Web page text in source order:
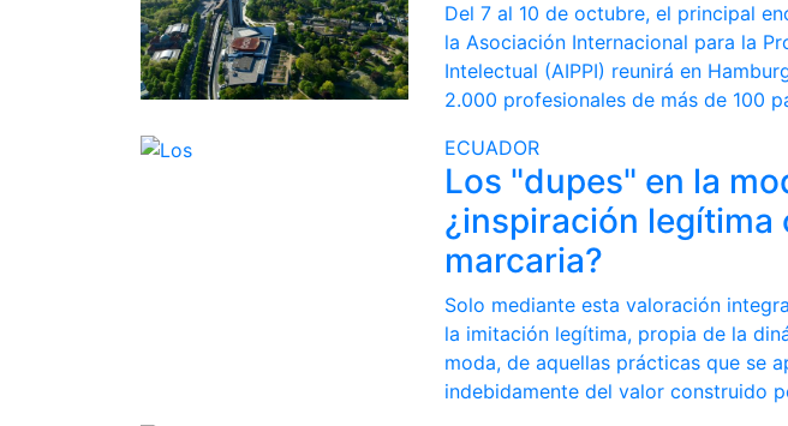
Del 7 al 10 de octubre, el principal
la Asociación Internacional para la
Intelectual (AIPPI) reunirá en
2.000 profesionales de más de 100
ECUADOR
Los "dupes" en la
¿inspiración legítima
marcaria?
Solo mediante esta valoración
la imitación legítima, propia de la
moda, de aquellas prácticas que se
indebidamente del valor construido